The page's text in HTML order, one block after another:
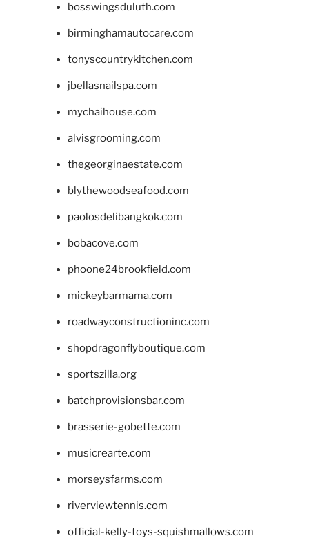
bosswingsduluth.com
birminghamautocare.com
tonyscountrykitchen.com
jbellasnailspa.com
mychaihouse.com
alvisgrooming.com
thegeorginaestate.com
blythewoodseafood.com
paolosdelibangkok.com
bobacove.com
phoone24brookfield.com
mickeybarmama.com
roadwayconstructioninc.com
shopdragonflyboutique.com
sportszilla.org
batchprovisionsbar.com
brasserie-gobette.com
musicrearte.com
morseysfarms.com
riverviewtennis.com
official-kelly-toys-squishmallows.com